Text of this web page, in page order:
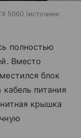
5060
источник:
полностью
Вместо
блок
питания
крышка